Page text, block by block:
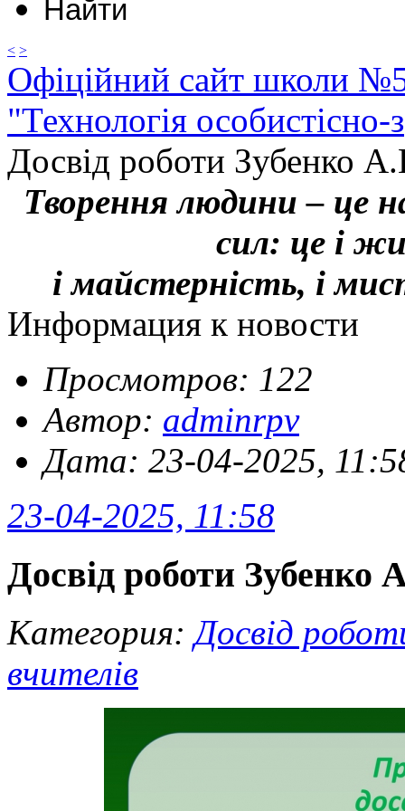
< >
Офіційний сайт школи
"Технологія особистісно-з
Досвід роботи Зубенко
Творення людини – це
сил: це і
і майстерність, і
Информация к новости
Просмотров: 122
Автор: adminrpv
Дата: 23-04-2025,
23-04-2025, 11:58
Досвід роботи Зубенко
Категория:Досвід
вчителів